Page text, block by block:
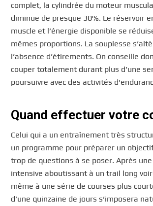
complet, la cylindrée du moteur
diminue de presque 30%. Le réservoir
muscle et l’énergie disponible se
mêmes proportions. La souplesse
l’absence d’étirements. On conseille
couper totalement durant plus d’une
poursuivre avec des activités
Quand effectuer votre
Celui qui a un entraînement très
un programme pour préparer un
trop de questions à se poser. Après
intensive aboutissant à un trail long
même à une série de courses plus
d’une quinzaine de jours s’imposera